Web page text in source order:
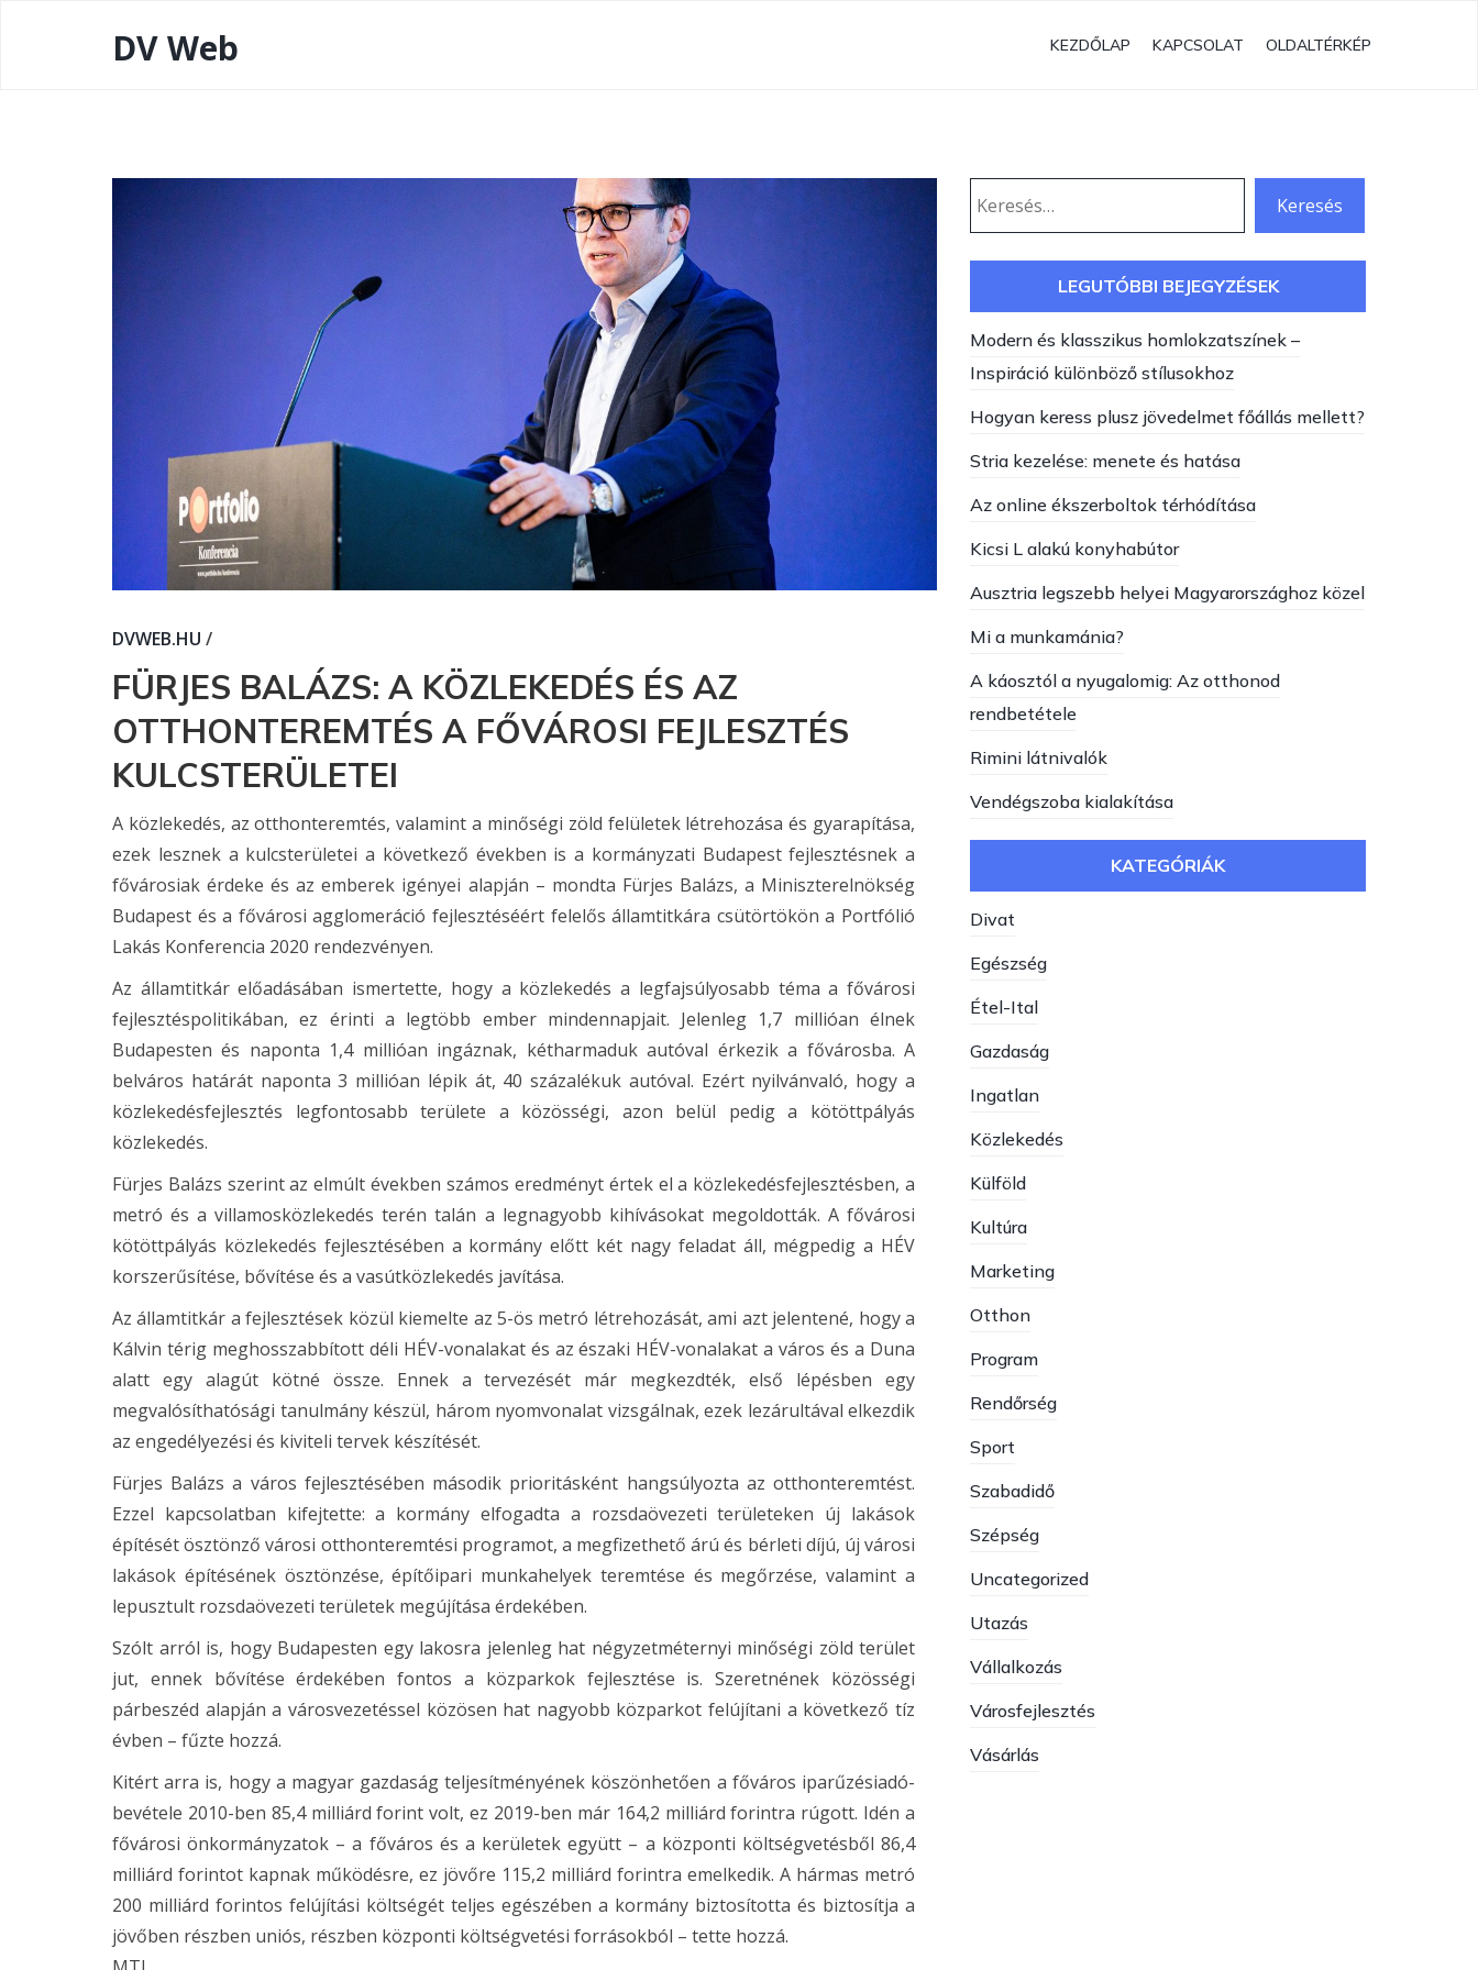
DV Web KEZDŐLAP KAPCSOLAT OLDALTÉRKÉP
DVWEB.HU /
FÜRJES BALÁZS: A KÖZLEKEDÉS ÉS AZ
OTTHONTEREMTÉS A FŐVÁROSI FEJLESZTÉS
KULCSTERÜLETEI
A közlekedés, az otthonteremtés, valamint a minőségi zöld felületek létrehozása és gyarapítása,
ezek lesznek a kulcsterületei a következő években is a kormányzati Budapest fejlesztésnek a
fővárosiak érdeke és az emberek igényei alapján – mondta Fürjes Balázs, a Miniszterelnökség
Budapest és a fővárosi agglomeráció fejlesztéséért felelős államtitkára csütörtökön a Portfólió
Lakás Konferencia 2020 rendezvényen.
Az államtitkár előadásában ismertette, hogy a közlekedés a legfajsúlyosabb téma a fővárosi
fejlesztéspolitikában, ez érinti a legtöbb ember mindennapjait. Jelenleg 1,7 millióan élnek
Budapesten és naponta 1,4 millióan ingáznak, kétharmaduk autóval érkezik a fővárosba. A
belváros határát naponta 3 millióan lépik át, 40 százalékuk autóval. Ezért nyilvánvaló, hogy a
közlekedésfejlesztés legfontosabb területe a közösségi, azon belül pedig a kötöttpályás
közlekedés.
Fürjes Balázs szerint az elmúlt években számos eredményt értek el a közlekedésfejlesztésben, a
metró és a villamosközlekedés terén talán a legnagyobb kihívásokat megoldották. A fővárosi
kötöttpályás közlekedés fejlesztésében a kormány előtt két nagy feladat áll, mégpedig a HÉV
korszerűsítése, bővítése és a vasútközlekedés javítása.
Az államtitkár a fejlesztések közül kiemelte az 5-ös metró létrehozását, ami azt jelentené, hogy a
Kálvin térig meghosszabbított déli HÉV-vonalakat és az északi HÉV-vonalakat a város és a Duna
alatt egy alagút kötné össze. Ennek a tervezését már megkezdték, első lépésben egy
megvalósíthatósági tanulmány készül, három nyomvonalat vizsgálnak, ezek lezárultával elkezdik
az engedélyezési és kiviteli tervek készítését.
Fürjes Balázs a város fejlesztésében második prioritásként hangsúlyozta az otthonteremtést.
Ezzel kapcsolatban kifejtette: a kormány elfogadta a rozsdaövezeti területeken új lakások
építését ösztönző városi otthonteremtési programot, a megfizethető árú és bérleti díjú, új városi
lakások építésének ösztönzése, építőipari munkahelyek teremtése és megőrzése, valamint a
lepusztult rozsdaövezeti területek megújítása érdekében.
Szólt arról is, hogy Budapesten egy lakosra jelenleg hat négyzetméternyi minőségi zöld terület
jut, ennek bővítése érdekében fontos a közparkok fejlesztése is. Szeretnének közösségi
párbeszéd alapján a városvezetéssel közösen hat nagyobb közparkot felújítani a következő tíz
évben – fűzte hozzá.
Kitért arra is, hogy a magyar gazdaság teljesítményének köszönhetően a főváros iparűzésiadó-
bevétele 2010-ben 85,4 milliárd forint volt, ez 2019-ben már 164,2 milliárd forintra rúgott. Idén a
fővárosi önkormányzatok – a főváros és a kerületek együtt – a központi költségvetésből 86,4
milliárd forintot kapnak működésre, ez jövőre 115,2 milliárd forintra emelkedik. A hármas metró
200 milliárd forintos felújítási költségét teljes egészében a kormány biztosította és biztosítja a
jövőben részben uniós, részben központi költségvetési forrásokból – tette hozzá.
LEGUTÓBBI BEJEGYZÉSEK
Modern és klasszikus homlokzatszínek –
Inspiráció különböző stílusokhoz
Hogyan keress plusz jövedelmet főállás mellett?
Stria kezelése: menete és hatása
Az online ékszerboltok térhódítása
Kicsi L alakú konyhabútor
Ausztria legszebb helyei Magyarországhoz közel
Mi a munkamánia?
A káosztól a nyugalomig: Az otthonod
rendbetétele
Rimini látnivalók
Vendégszoba kialakítása
KATEGÓRIÁK
Divat
Egészség
Étel-Ital
Gazdaság
Ingatlan
Közlekedés
Külföld
Kultúra
Marketing
Otthon
Program
Rendőrség
Sport
Szabadidő
Szépség
Uncategorized
Utazás
Vállalkozás
Városfejlesztés
Vásárlás